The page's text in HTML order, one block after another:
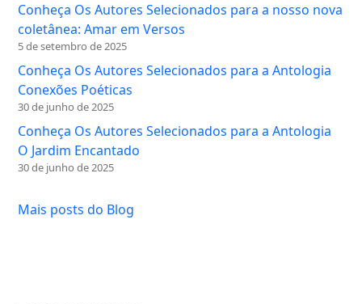
Conheça Os Autores Selecionados para a nosso nova
coletânea: Amar em Versos
5 de setembro de 2025
Conheça Os Autores Selecionados para a Antologia
Conexões Poéticas
30 de junho de 2025
Conheça Os Autores Selecionados para a Antologia
O Jardim Encantado
30 de junho de 2025
Mais posts do Blog